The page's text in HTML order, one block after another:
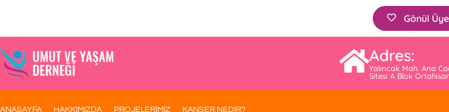
Gönül
Adres:
Yalıncak Mah. Ana
Sitesi A Blok
ANASAYFA HAKKIMIZDA PROJELERİMİZ KANSER NEDİR?